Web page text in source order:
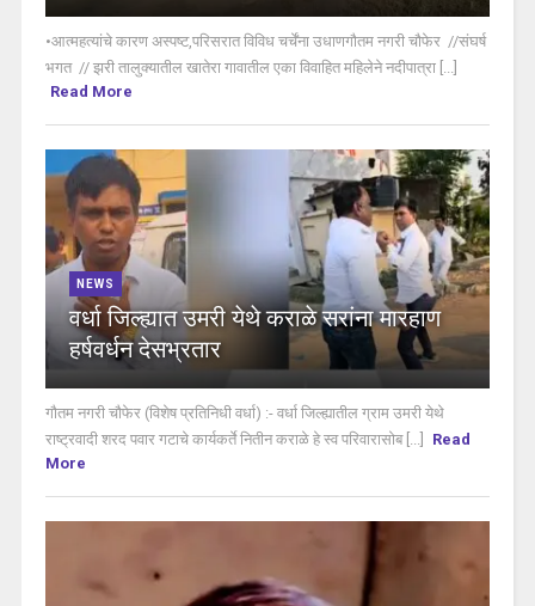
•आत्महत्यांचे कारण अस्पष्ट,परिसरात विविध चर्चेंना उधाणगौतम नगरी चौफेर //संघर्ष
भगत // झरी तालुक्यातील खातेरा गावातील एका विवाहित महिलेने नदीपात्रा [...]
Read More
NEWS
वर्धा जिल्ह्यात उमरी येथे कराळे सरांना मारहाण
हर्षवर्धन देसभ्रतार
गौतम नगरी चौफेर (विशेष प्रतिनिधी वर्धा) :- वर्धा जिल्ह्यातील ग्राम उमरी येथे
राष्ट्रवादी शरद पवार गटाचे कार्यकर्ते नितीन कराळे हे स्व परिवारासोब [...]
Read
More